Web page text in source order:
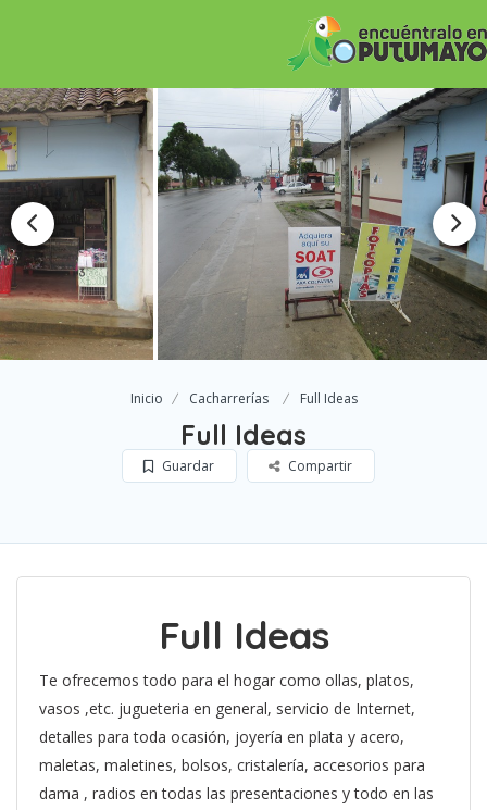
Inicio Cacharrerías Full Ideas
Full Ideas
Guardar Compartir
Full Ideas
Te ofrecemos todo para el hogar como ollas, platos,
vasos ,etc. jugueteria en general, servicio de Internet,
detalles para toda ocasión, joyería en plata y acero,
maletas, maletines, bolsos, cristalería, accesorios para
dama , radios en todas las presentaciones y todo en las